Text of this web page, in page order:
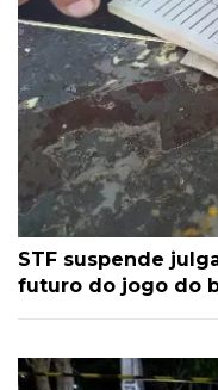
STF suspende
futuro do jogo do